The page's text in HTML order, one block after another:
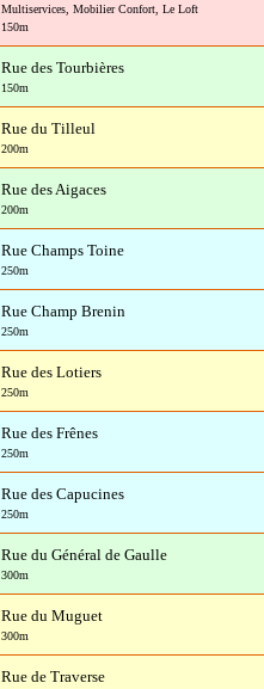
Multiservices, Mobilier Confort, Le Loft
150m
Rue des Tourbières
150m
Rue du Tilleul
200m
Rue des Aigaces
200m
Rue Champs Toine
250m
Rue Champ Brenin
250m
Rue des Lotiers
250m
Rue des Frênes
250m
Rue des Capucines
250m
Rue du Général de Gaulle
300m
Rue du Muguet
300m
Rue de Traverse